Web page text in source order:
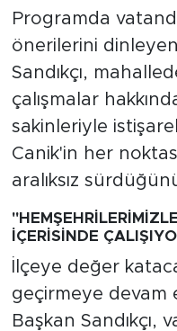
Programda
önerilerini
Sandıkçı,
çalışmalar
sakinleriyle
Canik'in her
aralıksız
İÇERİSİNDE
İlçeye değer
geçirmeye devam
Başkan Sandıkçı,